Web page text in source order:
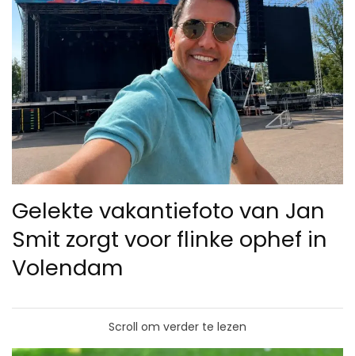
Gelekte vakantiefoto van Jan
Smit zorgt voor flinke ophef in
Volendam
Scroll om verder te lezen